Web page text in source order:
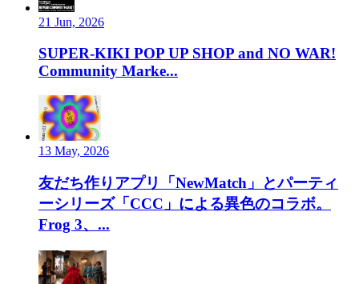
21 Jun, 2026
SUPER-KIKI POP UP SHOP and NO WAR!
Community Marke...
13 May, 2026
友だち作りアプリ「NewMatch」とパーティ
ーシリーズ「CCC」による異色のコラボ。
Frog 3、...